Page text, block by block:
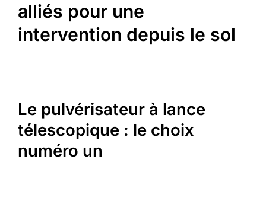
alliés pour une
intervention depuis le sol
Le pulvérisateur à lance
télescopique : le choix
numéro un